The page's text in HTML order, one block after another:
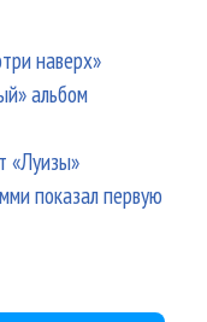
наверх»
альбом
«Луизы»
показал первую